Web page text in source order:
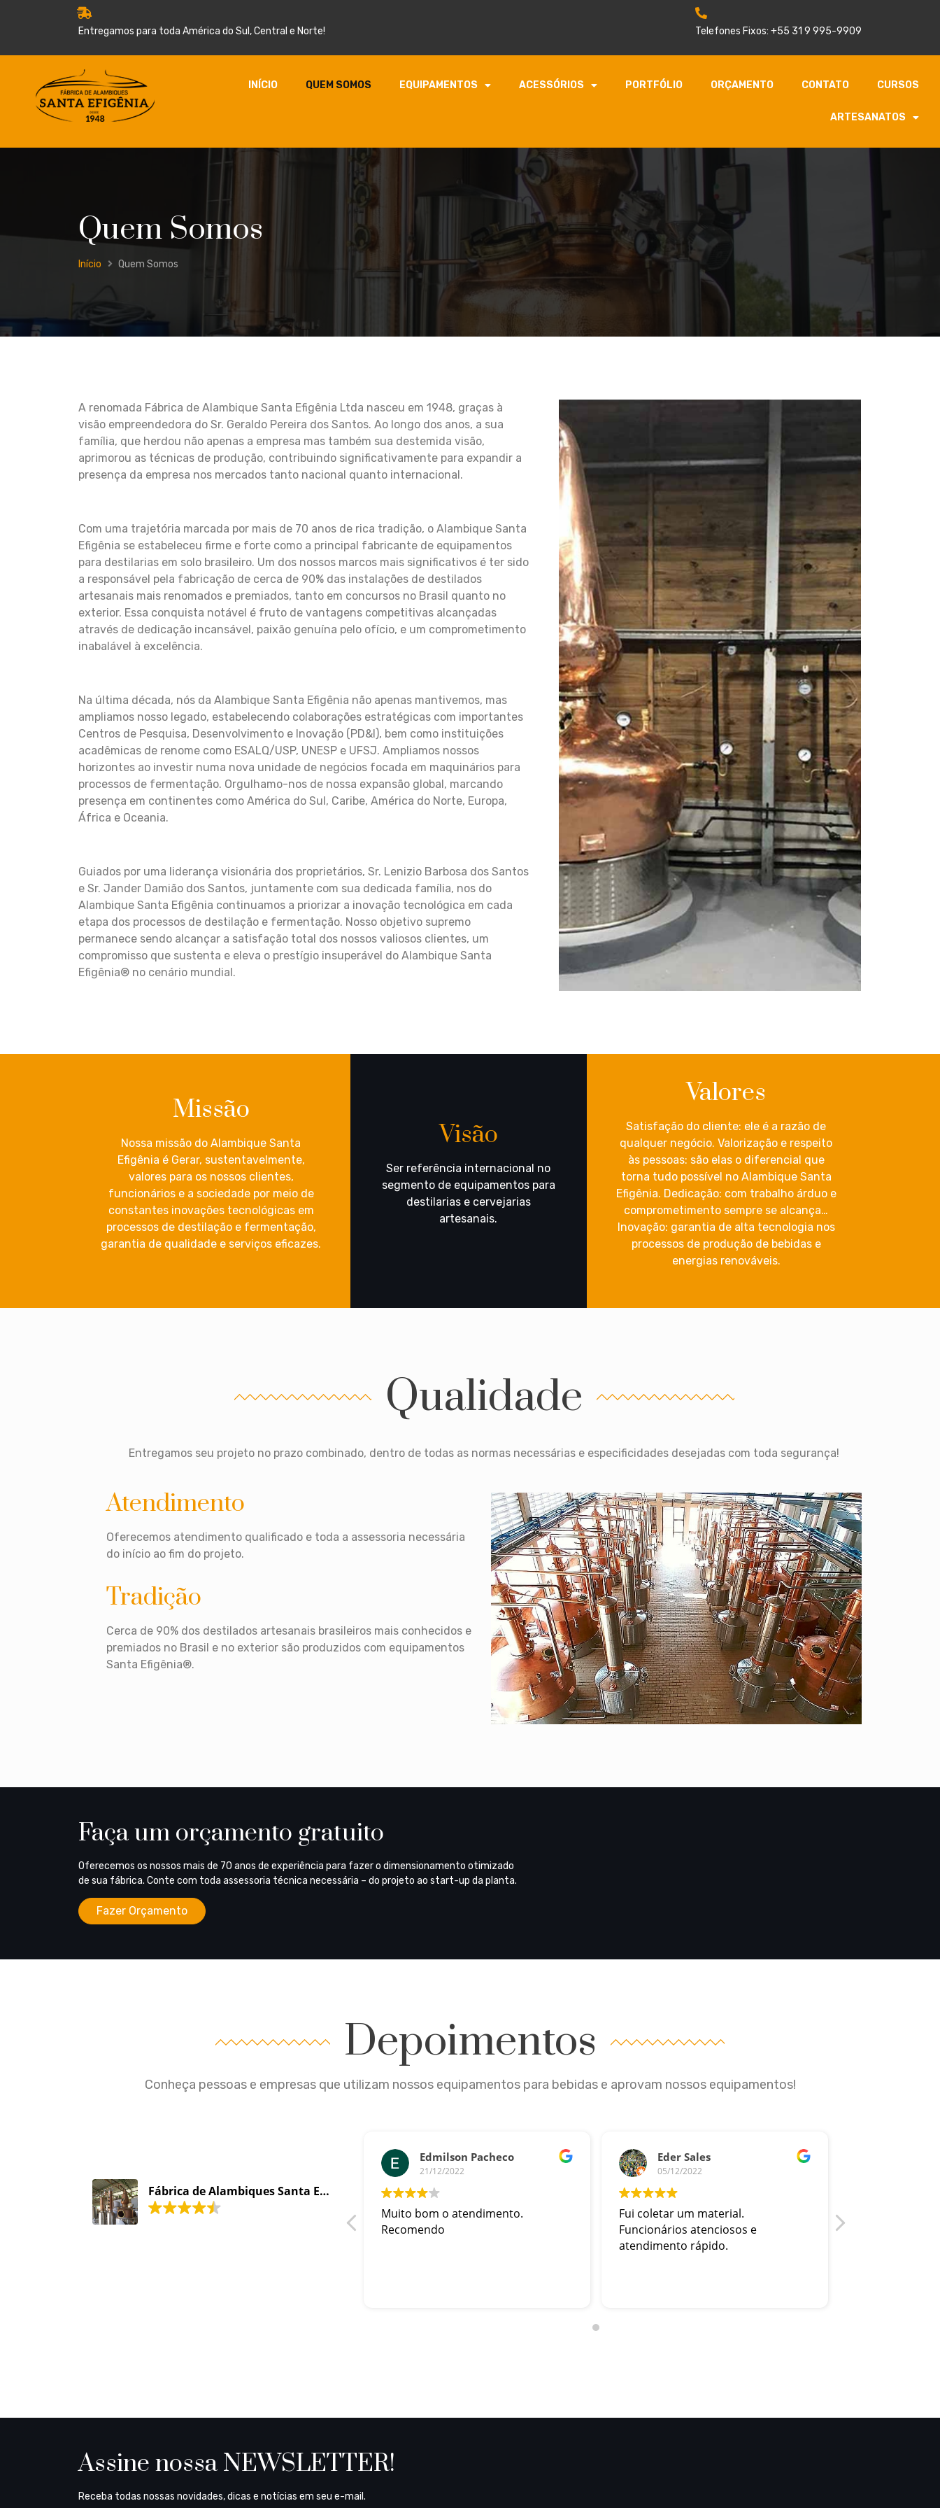
Entregamos para toda América do Sul, Central e Norte! Telefones Fixos: +55 31 9 995-9909
INÍCIO QUEM SOMOS EQUIPAMENTOS ACESSÓRIOS PORTFÓLIO ORÇAMENTO CONTATO CURSOS
ARTESANATOS
Quem Somos
Início Quem Somos
A renomada Fábrica de Alambique Santa Efigênia Ltda nasceu em 1948, graças à
visão empreendedora do Sr. Geraldo Pereira dos Santos. Ao longo dos anos, a sua
família, que herdou não apenas a empresa mas também sua destemida visão,
aprimorou as técnicas de produção, contribuindo significativamente para expandir a
presença da empresa nos mercados tanto nacional quanto internacional.
Com uma trajetória marcada por mais de 70 anos de rica tradição, o Alambique Santa
Efigênia se estabeleceu firme e forte como a principal fabricante de equipamentos
para destilarias em solo brasileiro. Um dos nossos marcos mais significativos é ter sido
a responsável pela fabricação de cerca de 90% das instalações de destilados
artesanais mais renomados e premiados, tanto em concursos no Brasil quanto no
exterior. Essa conquista notável é fruto de vantagens competitivas alcançadas
através de dedicação incansável, paixão genuína pelo ofício, e um comprometimento
inabalável à excelência.
Na última década, nós da Alambique Santa Efigênia não apenas mantivemos, mas
ampliamos nosso legado, estabelecendo colaborações estratégicas com importantes
Centros de Pesquisa, Desenvolvimento e Inovação (PD&I), bem como instituições
acadêmicas de renome como ESALQ/USP, UNESP e UFSJ. Ampliamos nossos
horizontes ao investir numa nova unidade de negócios focada em maquinários para
processos de fermentação. Orgulhamo-nos de nossa expansão global, marcando
presença em continentes como América do Sul, Caribe, América do Norte, Europa,
África e Oceania.
Guiados por uma liderança visionária dos proprietários, Sr. Lenizio Barbosa dos Santos
e Sr. Jander Damião dos Santos, juntamente com sua dedicada família, nos do
Alambique Santa Efigênia continuamos a priorizar a inovação tecnológica em cada
etapa dos processos de destilação e fermentação. Nosso objetivo supremo
permanece sendo alcançar a satisfação total dos nossos valiosos clientes, um
compromisso que sustenta e eleva o prestígio insuperável do Alambique Santa
Efigênia® no cenário mundial.
Missão
Nossa missão do Alambique Santa
Efigênia é Gerar, sustentavelmente,
valores para os nossos clientes,
funcionários e a sociedade por meio de
constantes inovações tecnológicas em
processos de destilação e fermentação,
garantia de qualidade e serviços eficazes.
Visão
Ser referência internacional no
segmento de equipamentos para
destilarias e cervejarias
artesanais.
Valores
Satisfação do cliente: ele é a razão de
qualquer negócio. Valorização e respeito
às pessoas: são elas o diferencial que
torna tudo possível no Alambique Santa
Efigênia. Dedicação: com trabalho árduo e
comprometimento sempre se alcança…
Inovação: garantia de alta tecnologia nos
processos de produção de bebidas e
energias renováveis.
Qualidade
Entregamos seu projeto no prazo combinado, dentro de todas as normas necessárias e especificidades desejadas com toda segurança!
Atendimento
Oferecemos atendimento qualificado e toda a assessoria necessária
do início ao fim do projeto.
Tradição
Cerca de 90% dos destilados artesanais brasileiros mais conhecidos e
premiados no Brasil e no exterior são produzidos com equipamentos
Santa Efigênia®.
Faça um orçamento gratuito
Oferecemos os nossos mais de 70 anos de experiência para fazer o dimensionamento otimizado
de sua fábrica. Conte com toda assessoria técnica necessária – do projeto ao start-up da planta.
Fazer Orçamento
Depoimentos
Conheça pessoas e empresas que utilizam nossos equipamentos para bebidas e aprovam nossos equipamentos!
Fábrica de Alambiques Santa Efigênia
Edmilson Pacheco
21/12/2022
Muito bom o atendimento.
Recomendo
Eder Sales
05/12/2022
Fui coletar um material.
Funcionários atenciosos e
atendimento rápido.
Assine nossa NEWSLETTER!
Receba todas nossas novidades, dicas e notícias em seu e-mail.